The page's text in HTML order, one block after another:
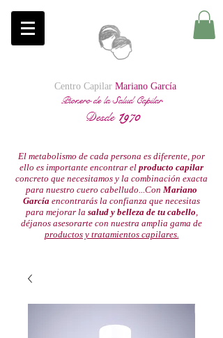
Centro CapilarMariano García
Pionero de la Salud Capilar
Desde1970
El metabolismo de cada persona es diferente, por
ello es importante encontrar el producto capilar
concreto que necesitamos y la combinación exacta
para nuestro cuero cabelludo...Con Mariano
García encontrarás la confianza que necesitas
para mejorar la salud y belleza de tu cabello
déjanos asesorarte con nuestra amplia gama de
productos y tratamientos capilares.